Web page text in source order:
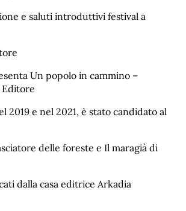
e saluti introduttivi festival a
Un popolo in cammino –
2019 e nel 2021, è stato candidato al
delle foreste e Il maragià di
dalla casa editrice Arkadia